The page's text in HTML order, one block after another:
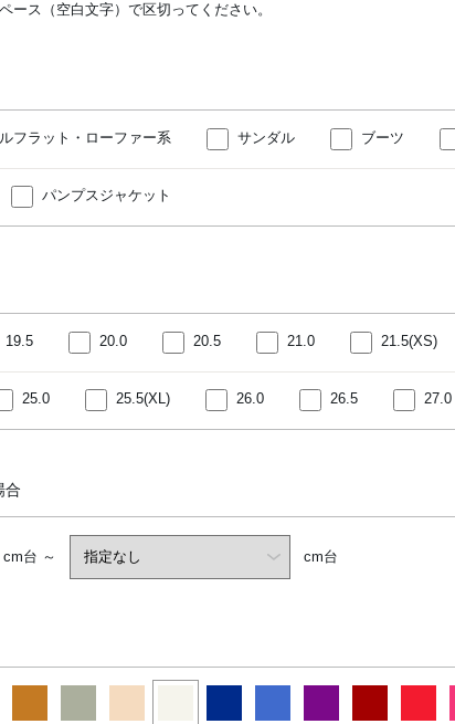
ス（空白文字）で区切ってください。
フラット・ローファー系 サンダル ブーツ
パンプスジャケット
19.5 20.0 20.5 21.0 21.5(XS)
25.0 25.5(XL) 26.0 26.5 27.0
合
cm台 ～ cm台